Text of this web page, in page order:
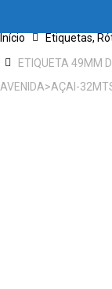
Início Etiquetas,
ETIQUETA 49MM
AVENIDA>AÇAI-